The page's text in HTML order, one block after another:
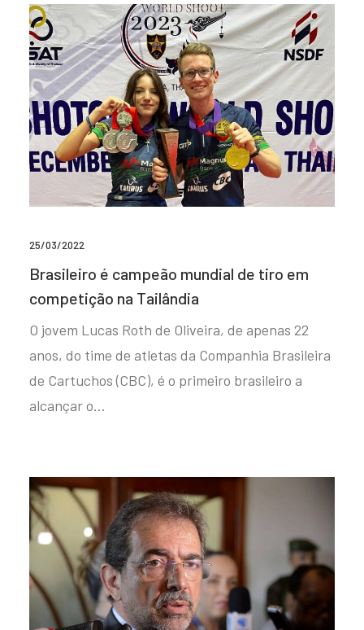
25/03/2022
Brasileiro é campeão mundial de tiro em
competição na Tailândia
O jovem Lucas Roth de Oliveira, de apenas 22
anos, do time de atletas da Companhia Brasileira
de Cartuchos (CBC), é o primeiro brasileiro a
alcançar o…